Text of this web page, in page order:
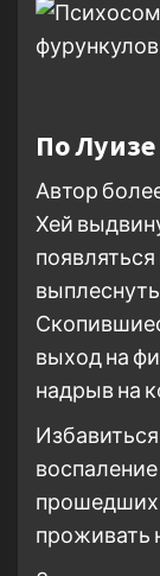
По
Автор
Хей
выход на
надрыв на
прошедших
проживать